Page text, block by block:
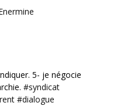
5- je négocie
#syndicat
#dialogue